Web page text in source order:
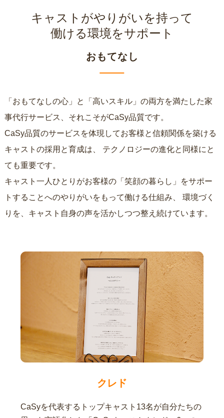
キャストがやりがいを持って
働ける環境をサポート
おもてなし
「おもてなしの心」と「高いスキル」の両方を満たした家
事代行サービス、それこそがCaSy品質です。
CaSy品質のサービスを体現してお客様と信頼関係を築ける
キャストの採用と育成は、
ても重要です。
キャスト一人ひとりがお客様の「笑顔の暮らし」をサポー
トすることへのやりがいをもって働ける仕組み、
りを、キャスト自身の声を活かしつつ整え続けています。
クレド
CaSyを代表するトップキャスト13名が自分たちの